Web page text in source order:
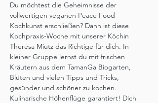
Du möchtest die Geheimnisse der
vollwertigen veganen Peace Food-
Kochkunst erschließen? Dann ist diese
Kochpraxis-Woche mit unserer Köchin
Theresa Miutz das Richtige für dich. In
kleiner Gruppe lernst du mit frischen
Kräutern aus dem TamanGa Biogarten,
Blüten und vielen Tipps und Tricks,
gesünder und schöner zu kochen.
Kulinarische Höhenflüge garantiert! Dich